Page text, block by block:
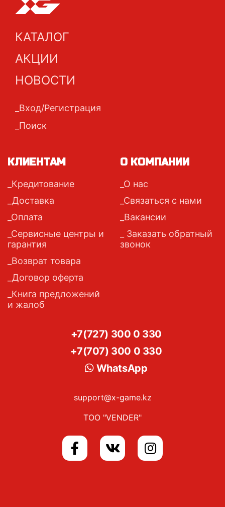
КАТАЛОГ
АКЦИИ
НОВОСТИ
Вход/Регистрация
Поиск
КЛИЕНТАМ
Кредитование
Доставка
Оплата
Сервисные центры и
гарантия
Возврат товара
Договор оферта
Книга предложений
и жалоб
О КОМПАНИИ
О нас
Связаться с нами
Вакансии
Заказать обратный
звонок
+7(727) 300 0 330
+7(707) 300 0 330
WhatsApp
support@x-game.kz
ТОО "VENDER"